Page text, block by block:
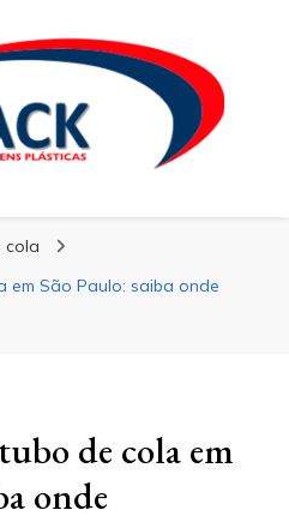
cola
em São Paulo: saiba onde
de cola em
onde